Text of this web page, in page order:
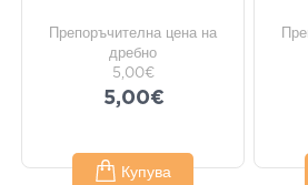
Препоръчителна цена на
дребно
5,00€
5,00€
Купува